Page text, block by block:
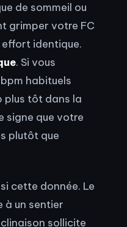
de sommeil ou
grimper votre FC
effort identique.
. Si vous
habituels
plus tôt dans la
signe que votre
plutôt que
cette donnée. Le
à un sentier
sollicite